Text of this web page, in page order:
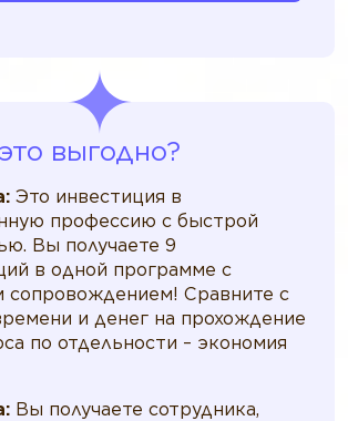
выгодно?
Это инвестиция в
профессию с быстрой
Вы получаете 9
в одной программе с
сопровождением! Сравните с
и денег на прохождение
по отдельности – экономия
Вы получаете сотрудника,